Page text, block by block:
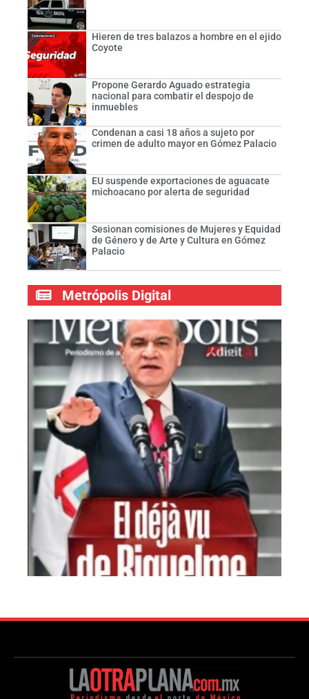
Hieren de tres balazos a hombre en el ejido
Coyote
Propone Gerardo Aguado estrategia
nacional para combatir el despojo de
inmuebles
Condenan a casi 18 años a sujeto por
crimen de adulto mayor en Gómez Palacio
EU suspende exportaciones de aguacate
michoacano por alerta de seguridad
Sesionan comisiones de Mujeres y Equidad
de Género y de Arte y Cultura en Gómez
Palacio
Metrópolis Digital